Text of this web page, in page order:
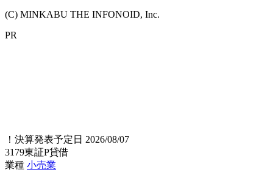
(C) MINKABU THE INFONOID, Inc.
PR
！ 決算発表予定日 2026/08/07
3179東証P貸借
業種 小売業